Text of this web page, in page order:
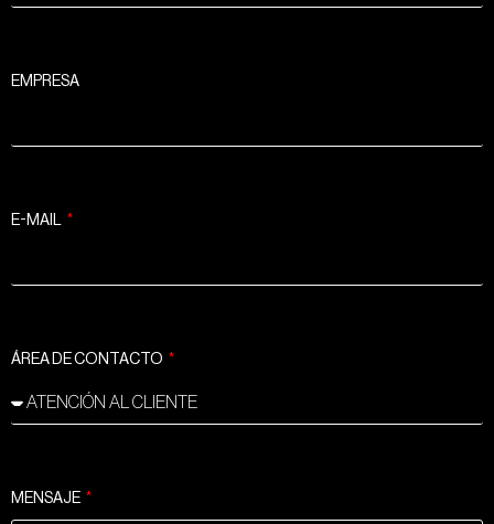
EMPRESA
E-MAIL
ÁREA DE CONTACTO
MENSAJE